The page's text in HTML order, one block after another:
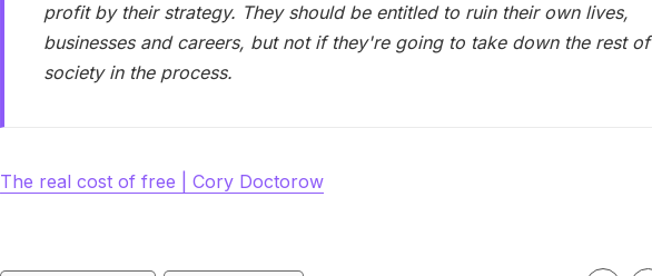
profit by their strategy. They should be entitled to ruin their own lives,
businesses and careers, but not if they're going to take down the rest of
society in the process.
The real cost of free | Cory Doctorow